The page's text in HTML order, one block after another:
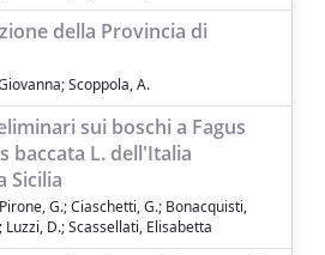
della Provincia di
Scoppola, A.
sui boschi a Fagus
baccata L. dell'Italia
Sicilia
G.; Ciaschetti, G.; Bonacquisti,
D.; Scassellati, Elisabetta